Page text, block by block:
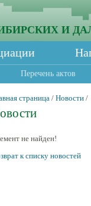
И
Перечень актов
страница / Новости /
не найден!
к списку новостей